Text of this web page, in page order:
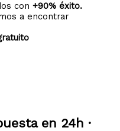
con +90% éxito.
a encontrar
en 24h ·